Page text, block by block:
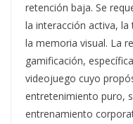
retención baja. Se
la interacción activa,
la memoria visual. La
gamificación,
videojuego cuyo
entretenimiento puro,
entrenamiento